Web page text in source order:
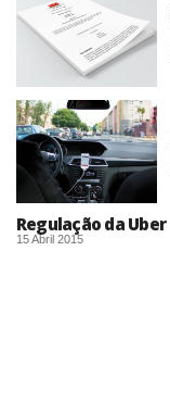
Regulação da Uber
15 Abril 2015